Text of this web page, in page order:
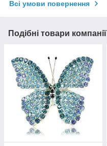
Всі умови повернення
Подібні товари компанії